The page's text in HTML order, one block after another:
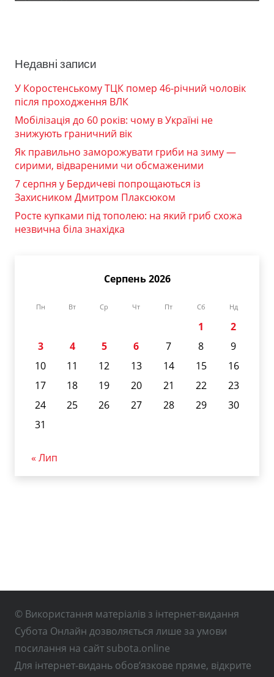
Недавні записи
У Коростенському ТЦК помер 46-річний чоловік
після проходження ВЛК
Мобілізація до 60 років: чому в Україні не
знижують граничний вік
Як правильно заморожувати гриби на зиму —
сирими, відвареними чи обсмаженими
7 серпня у Бердичеві попрощаються із
Захисником Дмитром Плаксюком
Росте купками під тополею: на який гриб схожа
незвична біла знахідка
Серпень 2026
Пн Вт Ср Чт Пт Сб Нд
1
2
3
4 5 6 7 8
9
10
11 12 13 14 15
16
17
18 19 20 21 22
23
24
25 26 27 28 29
30
31
« Лип
© Використання матеріалів з інтернет-видання
Субота Онлайн дозволяється лише за умови
посилання на сайт subota.online
Для інтернет-видань обов’язкове пряме, відкрите